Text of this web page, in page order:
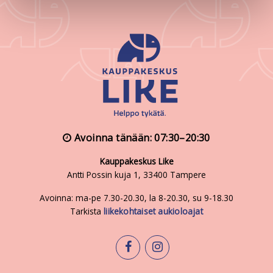
Avoinna tänään: 07:30–20:30
Kauppakeskus Like
Antti Possin kuja 1, 33400 Tampere
Avoinna: ma-pe 7.30-20.30, la 8-20.30, su 9-18.30
Tarkista liikekohtaiset aukioloajat
facebookinstagram